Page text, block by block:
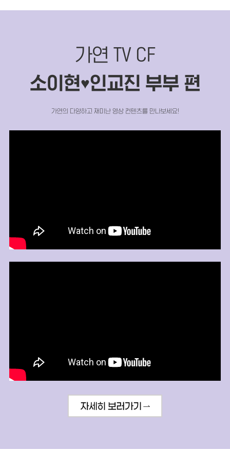
가연 TV CF
소이현♥인교진 부부 편
가연의 다양하고 재미난 영상 컨텐츠를 만나보세요!